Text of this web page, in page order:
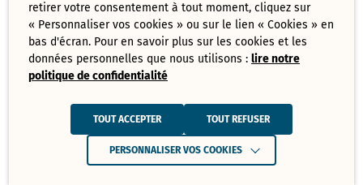
Tout
télécharger
Juin
Ressources de Juin 2025
Convocation Conseil Municipal du 30
PDF - 231,28 Ko
retirer votre consentement à tout moment, cliquez sur
« Personnaliser vos cookies » ou sur le lien « Cookies » en
bas d'écran. Pour en savoir plus sur les cookies et les
données personnelles que nous utilisons :lire notre
politique de confidentialité
TOUT ACCEPTER TOUT REFUSER
PERSONNALISER VOS COOKIES